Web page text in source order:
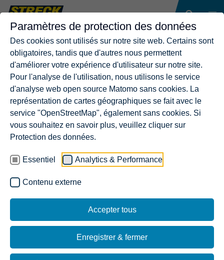
Paramètres de protection des données
Des cookies sont utilisés sur notre site web. Certains sont
obligatoires, tandis que d'autres nous permettent
d'améliorer votre expérience d'utilisateur sur notre site.
Pour l'analyse de l'utilisation, nous utilisons le service
d'analyse web open source Matomo sans cookies. La
représentation de cartes géographiques se fait avec le
service "OpenStreetMap", également sans cookies. Si
vous souhaitez en savoir plus, veuillez cliquer sur
Protection des données.
Essentiel Analytics & Performance
Contenu externe
Accepter tous
Enregistrer & fermer